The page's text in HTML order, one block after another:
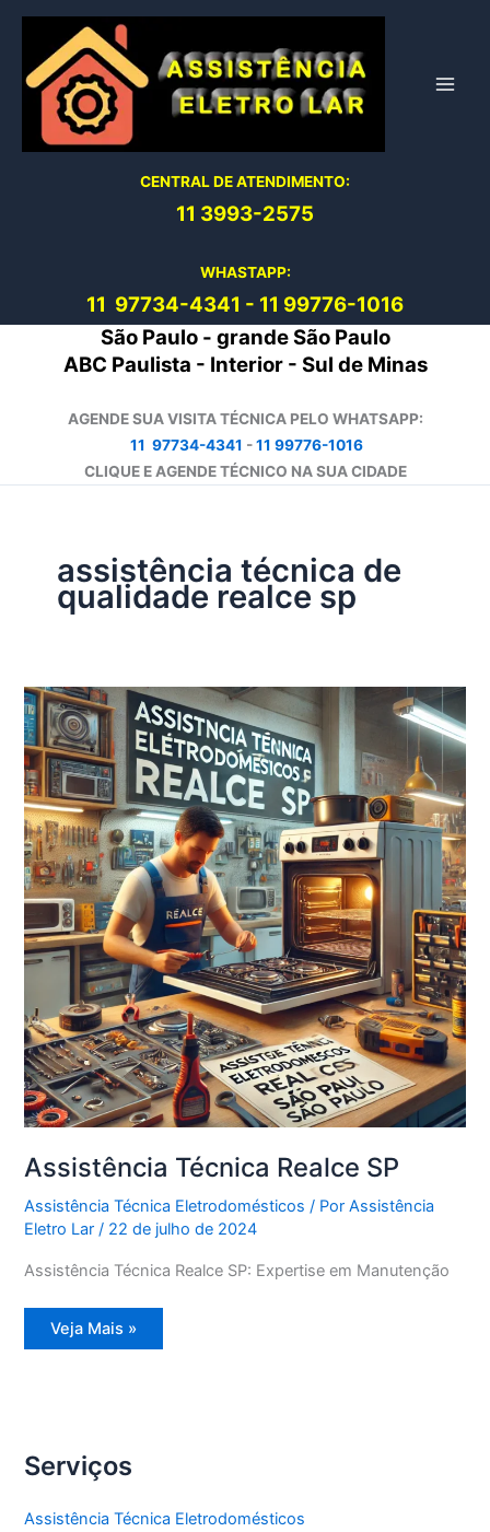
conteúdo
CENTRAL DE ATENDIMENTO:
11 3993-2575
WHASTAPP:
11 97734-4341 - 11 99776-1016
São Paulo - grande São Paulo
ABC Paulista - Interior - Sul de Minas
AGENDE SUA VISITA TÉCNICA PELO WHATSAPP:
11 97734-4341 -11 99776-1016
CLIQUE E AGENDE TÉCNICO NA SUA CIDADE
assistência técnica de
qualidade realce sp
Assistência Técnica Realce SP
Assistência Técnica Eletrodomésticos / PorAssistência
Eletro Lar/ 22 de julho de 2024
Assistência Técnica Realce SP: Expertise em Manutenção
Assistência
Técnica
Veja Mais »
Serviços
Assistência Técnica Eletrodomésticos